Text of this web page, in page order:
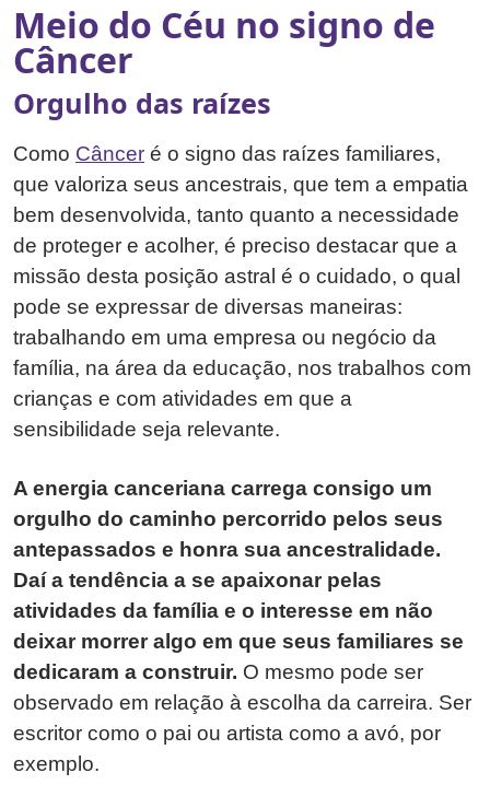
Meio do Céu no signo de
Câncer
Orgulho das raízes
Como Câncer é o signo das raízes familiares,
que valoriza seus ancestrais, que tem a empatia
bem desenvolvida, tanto quanto a necessidade
de proteger e acolher, é preciso destacar que a
missão desta posição astral é o cuidado, o qual
pode se expressar de diversas maneiras:
trabalhando em uma empresa ou negócio da
família, na área da educação, nos trabalhos com
crianças e com atividades em que a
sensibilidade seja relevante.
A energia canceriana carrega consigo um
orgulho do caminho percorrido pelos seus
antepassados e honra sua ancestralidade.
Daí a tendência a se apaixonar pelas
atividades da família e o interesse em não
deixar morrer algo em que seus familiares se
dedicaram a construir. O mesmo pode ser
observado em relação à escolha da carreira. Ser
escritor como o pai ou artista como a avó, por
exemplo.